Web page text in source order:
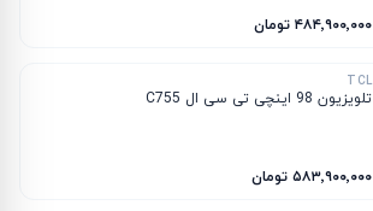
۴۸۴٬۹۰۰٬۰۰۰ تومان
TCL
تلویزیون 98 اینچی تی سی ال C755
۵۸۳٬۹۰۰٬۰۰۰ تومان